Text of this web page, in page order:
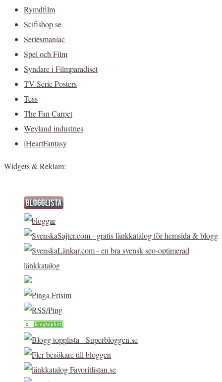
Rymdfilm
Scifishop.se
Seriesmaniac
Spel och Film
Syndare i Filmparadiset
TV-Serie Posters
Tess
The Fan Carpet
Weyland industries
iHeartFantasy
Widgets & Reklam: